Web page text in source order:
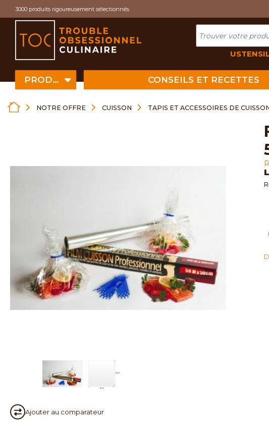
3000 produits rigoureusement sélectionnés
PRODUITS CONSEILS ET RECETTES
NOTRE OFFRE CUISSON TAPIS ET ACCESSOIRES DE
Ajouter au comparateur
film de